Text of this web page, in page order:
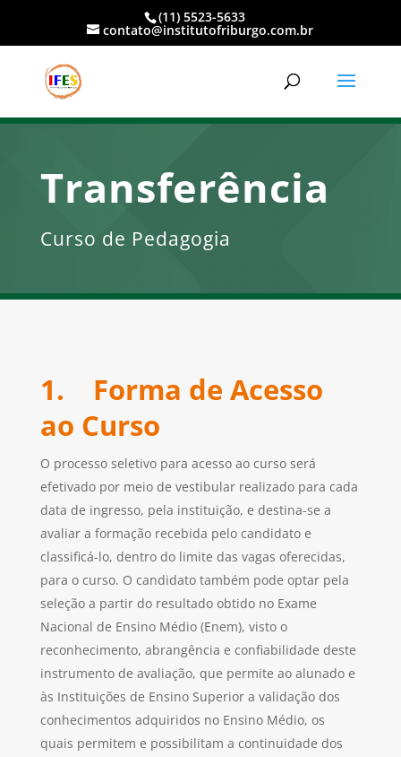
(11) 5523-5633
contato@institutofriburgo.com.br
Transferência
Curso de Pedagogia
1. Forma de Acesso
ao Curso
O processo seletivo para acesso ao curso será
efetivado por meio de vestibular realizado para cada
data de ingresso, pela instituição, e destina-se a
avaliar a formação recebida pelo candidato e
classificá-lo, dentro do limite das vagas oferecidas,
para o curso. O candidato também pode optar pela
seleção a partir do resultado obtido no Exame
Nacional de Ensino Médio (Enem), visto o
reconhecimento, abrangência e confiabilidade deste
instrumento de avaliação, que permite ao alunado e
às Instituições de Ensino Superior a validação dos
conhecimentos adquiridos no Ensino Médio, os
quais permitem e possibilitam a continuidade dos